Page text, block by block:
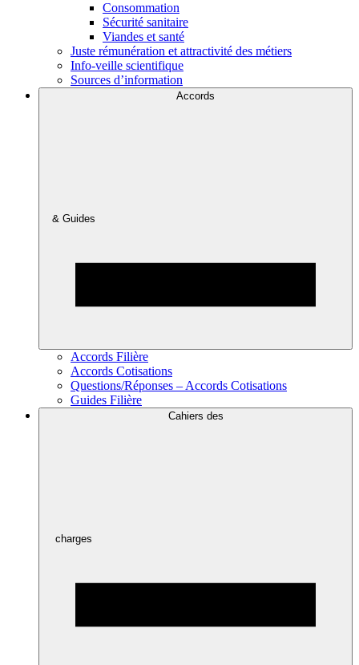
Consommation
Sécurité sanitaire
Viandes et santé
Juste rémunération et attractivité des métiers
Info-veille scientifique
Sources d’information
Accords
& Guides
Accords Filière
Accords Cotisations
Questions/Réponses – Accords Cotisations
Guides Filière
Cahiers des
charges